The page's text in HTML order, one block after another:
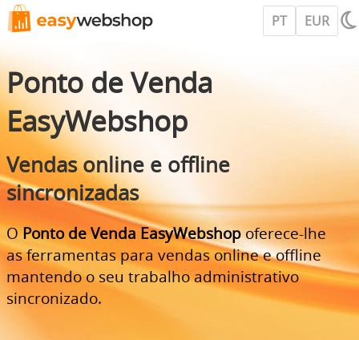
PT EUR
Ponto de Venda
EasyWebshop
Vendas online e offline
sincronizadas
OPonto de Venda EasyWebshopoferece-lhe
as ferramentas para vendas online e offline
mantendo o seu trabalho administrativo
sincronizado.